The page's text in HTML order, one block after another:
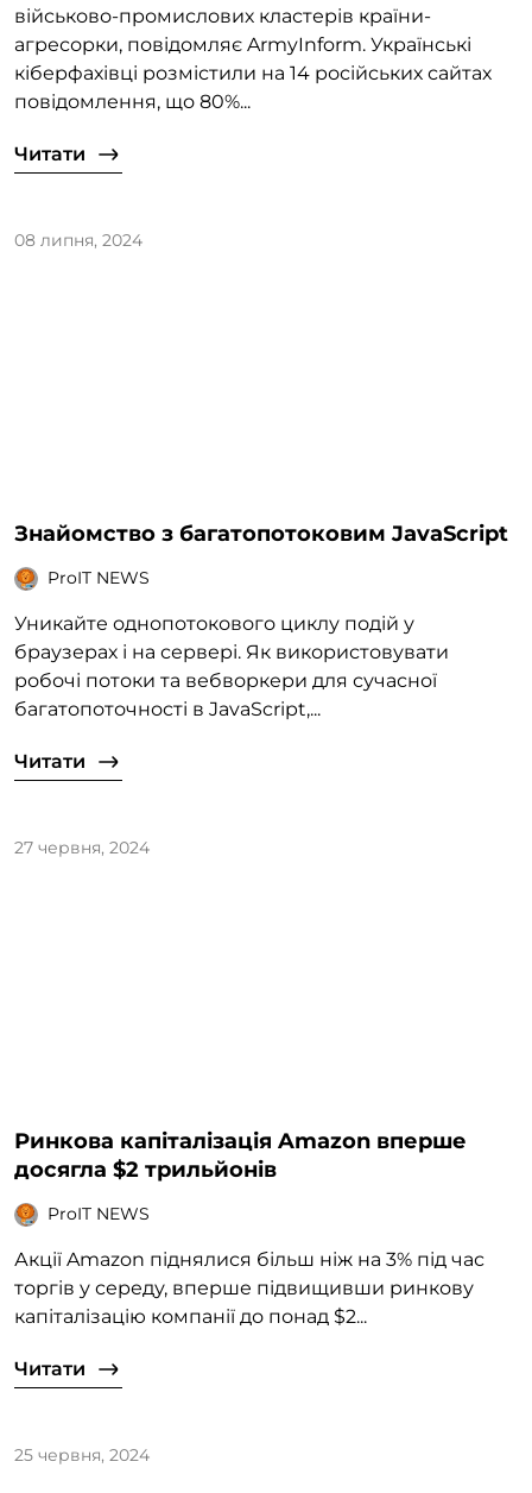
військово-промислових кластерів країни-
агресорки, повідомляє ArmyInform. Українські
кіберфахівці розмістили на 14 російських сайтах
повідомлення, що 80%...
Читати
08 липня, 2024
Знайомство з багатопотоковим JavaScript
ProIT NEWS
Уникайте однопотокового циклу подій у
браузерах і на сервері. Як використовувати
робочі потоки та вебворкери для сучасної
багатопоточності в JavaScript,...
Читати
27 червня, 2024
Ринкова капіталізація Amazon вперше
досягла $2 трильйонів
ProIT NEWS
Акції Amazon піднялися більш ніж на 3% під час
торгів у середу, вперше підвищивши ринкову
капіталізацію компанії до понад $2...
Читати
25 червня, 2024